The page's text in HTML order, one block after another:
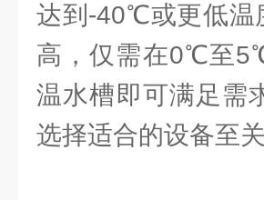
达到-40℃或更低温
高，仅需在0℃至
温水槽即可满足需
选择适合的设备至关